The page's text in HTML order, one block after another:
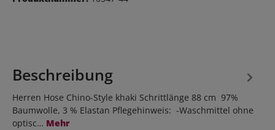
Beschreibung
Herren Hose Chino-Style khaki Schrittlänge 88 cm 97%
Baumwolle, 3 % Elastan Pflegehinweis: -Waschmittel ohne
optisc… Mehr